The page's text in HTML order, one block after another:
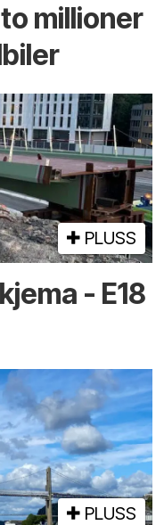
millioner
PLUSS
- E18
PLUSS